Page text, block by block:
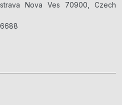
Nova Ves 70900, Czech